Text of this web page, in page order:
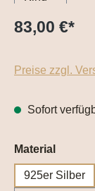
83,00 €*
Preise zzgl.
Sofort
Material
925er Silber